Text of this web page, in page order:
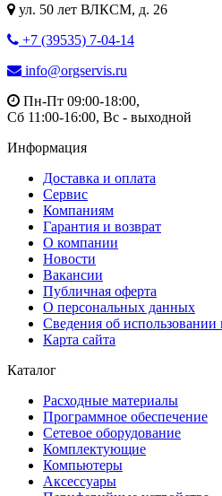
ул. 50 лет ВЛКСМ, д. 26
+7 (39535) 7-04-14
info@orgservis.ru
Пн-Пт 09:00-18:00,
Сб 11:00-16:00, Вс - выходной
Информация
Доставка и оплата
Сервис
Компаниям
Гарантия и возврат
О компании
Новости
Вакансии
Публичная оферта
О персональных данных
Сведения об
Карта сайта
Каталог
Расходные материалы
Программное обеспечение
Сетевое оборудование
Комплектующие
Компьютеры
Аксессуары